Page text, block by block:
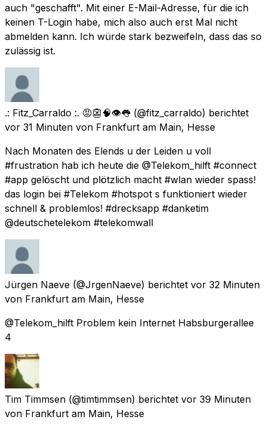
auch "geschafft". Mit einer E-Mail-Adresse, für die ich
keinen T-Login habe, mich also auch erst Mal nicht
abmelden kann. Ich würde stark bezweifeln, dass das so
zulässig ist.
.: Fitz_Carraldo :. 😡👺🧠👁👅 (@fitz_carraldo) berichtet
vor 31 Minuten von Frankfurt am Main, Hesse
Nach Monaten des Elends u der Leiden u voll
#frustration hab ich heute die @Telekom_hilft #connect
#app gelöscht und plötzlich macht #wlan wieder spass!
das login bei #Telekom #hotspot s funktioniert wieder
schnell & problemlos! #drecksapp #danketim
@deutschetelekom #telekomwall
Jürgen Naeve (@JrgenNaeve) berichtet vor 32 Minuten
von Frankfurt am Main, Hesse
@Telekom_hilft Problem kein Internet Habsburgerallee
4
Tim Timmsen (@timtimmsen) berichtet vor 39 Minuten
von Frankfurt am Main, Hesse